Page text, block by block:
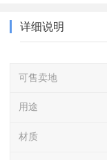
详细说明
可售卖地
用途
材质